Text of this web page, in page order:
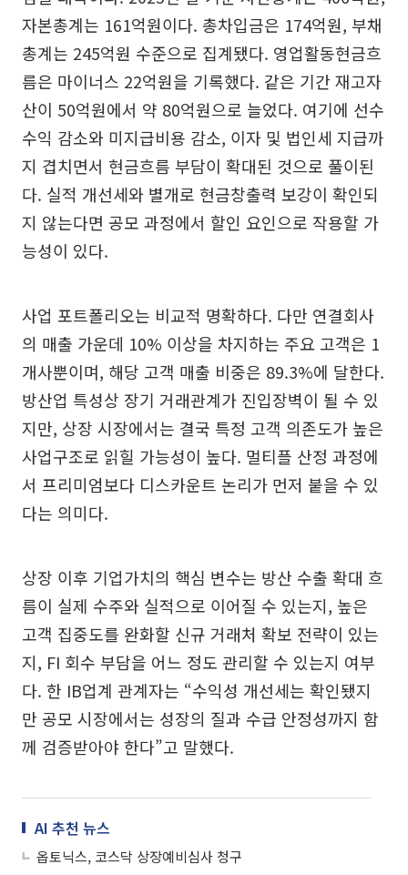
자본총계는 161억원이다. 총차입금은 174억원, 부채
총계는 245억원 수준으로 집계됐다. 영업활동현금흐
름은 마이너스 22억원을 기록했다. 같은 기간 재고자
산이 50억원에서 약 80억원으로 늘었다. 여기에 선수
수익 감소와 미지급비용 감소, 이자 및 법인세 지급까
지 겹치면서 현금흐름 부담이 확대된 것으로 풀이된
다. 실적 개선세와 별개로 현금창출력 보강이 확인되
지 않는다면 공모 과정에서 할인 요인으로 작용할 가
능성이 있다.
사업 포트폴리오는 비교적 명확하다. 다만 연결회사
의 매출 가운데 10% 이상을 차지하는 주요 고객은 1
개사뿐이며, 해당 고객 매출 비중은 89.3%에 달한다.
방산업 특성상 장기 거래관계가 진입장벽이 될 수 있
지만, 상장 시장에서는 결국 특정 고객 의존도가 높은
사업구조로 읽힐 가능성이 높다. 멀티플 산정 과정에
서 프리미엄보다 디스카운트 논리가 먼저 붙을 수 있
다는 의미다.
상장 이후 기업가치의 핵심 변수는 방산 수출 확대 흐
름이 실제 수주와 실적으로 이어질 수 있는지, 높은
고객 집중도를 완화할 신규 거래처 확보 전략이 있는
지, FI 회수 부담을 어느 정도 관리할 수 있는지 여부
다. 한 IB업계 관계자는 “수익성 개선세는 확인됐지
만 공모 시장에서는 성장의 질과 수급 안정성까지 함
께 검증받아야 한다”고 말했다.
AI 추천 뉴스
옵토닉스, 코스닥 상장예비심사 청구